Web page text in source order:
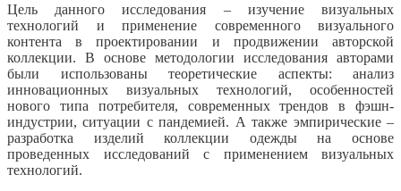
Цель данного исследования – изучение визуальных
технологий и применение современного визуального
контента в проектировании и продвижении авторской
коллекции. В основе методологии исследования авторами
были использованы теоретические аспекты: анализ
инновационных визуальных технологий, особенностей
нового типа потребителя, современных трендов в фэшн-
индустрии, ситуации с пандемией. А также эмпирические –
разработка изделий коллекции одежды на основе
проведенных исследований с применением визуальных
технологий.